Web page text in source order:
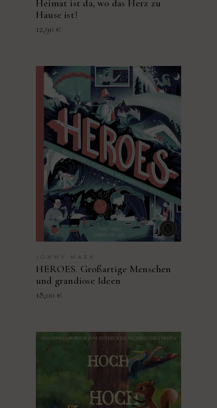
Heimat ist da, wo das Herz zu
Hause ist!
12,90 €
PRODUKT KAUFEN
JONNY MARX
HEROES. Großartige Menschen
und grandiose Ideen
18,00 €